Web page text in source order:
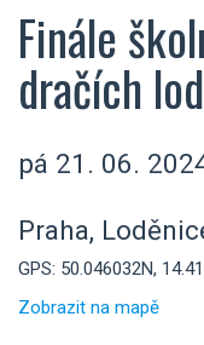
Finále
dračích
pá 21. 06.
Praha,
GPS: 50.046032N,
Zobrazit na mapě